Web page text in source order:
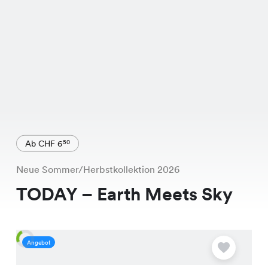
Ab CHF 650
Neue Sommer/Herbstkollektion 2026
TODAY – Earth Meets Sky
Angebot